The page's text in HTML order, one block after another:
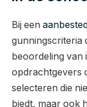
Bij een
gunningscriteria
beoordeling van
opdrachtgevers
selecteren die
biedt, maar ook